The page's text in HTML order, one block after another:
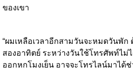
ของเขา
“ผมเหลือเวลาอีกสามวันจะหมดวันพั
สองอาทิตย์ ระหว่างวันใช้โทรศัพท์ไม่ไ
ออกหกโมงเย็น อาจจะโทรไลน์มาได้